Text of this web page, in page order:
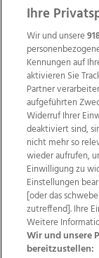
Wir über uns
Datenschutz
AGB Website
Ihre
Wir und unsere
Kennungen auf
aktivieren Sie
Partner
aufgeführten
Widerruf Ihrer
deaktiviert sind,
nicht mehr so
wieder aufrufen,
Einwilligung zu
Einstellungen
[oder das
zutreffend]. Ihre
Weitere
Wir und unsere
bereitzustellen: